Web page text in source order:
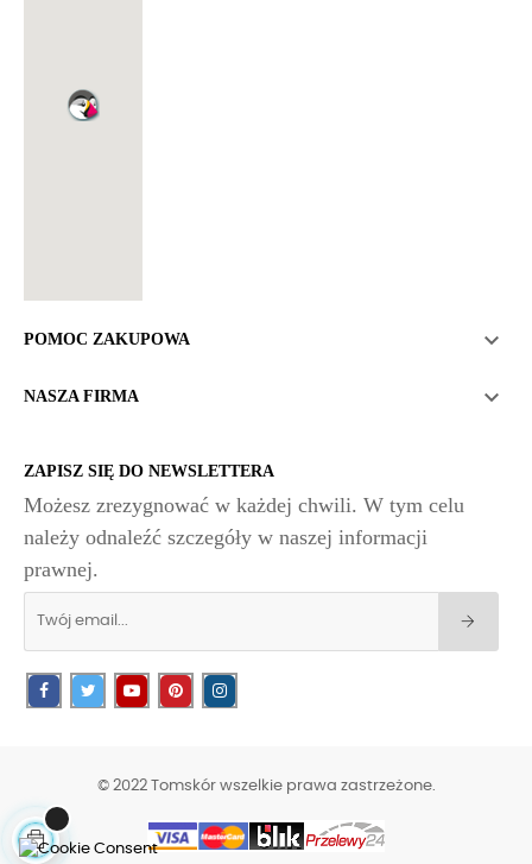
POMOC ZAKUPOWA 
NASZA FIRMA 
ZAPISZ SIĘ DO NEWSLETTERA
Możesz zrezygnować w każdej chwili. W tym celu
należy odnaleźć szczegóły w naszej informacji
prawnej.
© 2022 Tomskór wszelkie prawa zastrzeżone.